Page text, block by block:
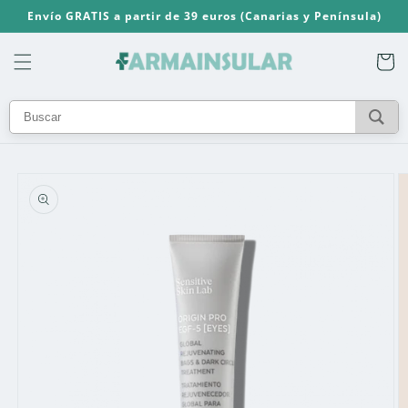
directamente
al contenido
Envío GRATIS a partir de 39 euros (Canarias y Península)
Carrito
información